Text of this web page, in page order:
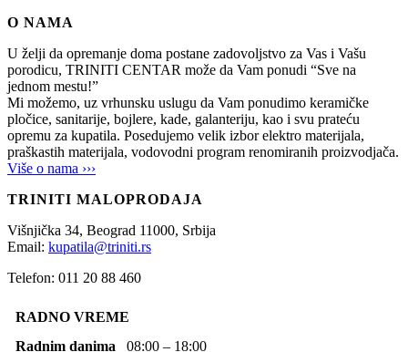
O NAMA
U želji da opremanje doma postane zadovoljstvo za Vas i Vašu
porodicu, TRINITI CENTAR može da Vam ponudi “Sve na
jednom mestu!”
Mi možemo, uz vrhunsku uslugu da Vam ponudimo keramičke
pločice, sanitarije, bojlere, kade, galanteriju, kao i svu prateću
opremu za kupatila. Posedujemo velik izbor elektro materijala,
praškastih materijala, vodovodni program renomiranih proizvodjača.
Više o nama ›››
TRINITI MALOPRODAJA
Višnjička 34, Beograd 11000, Srbija
Email: kupatila@triniti.rs
Telefon: 011 20 88 460
RADNO VREME
Radnim danima 08:00 – 18:00